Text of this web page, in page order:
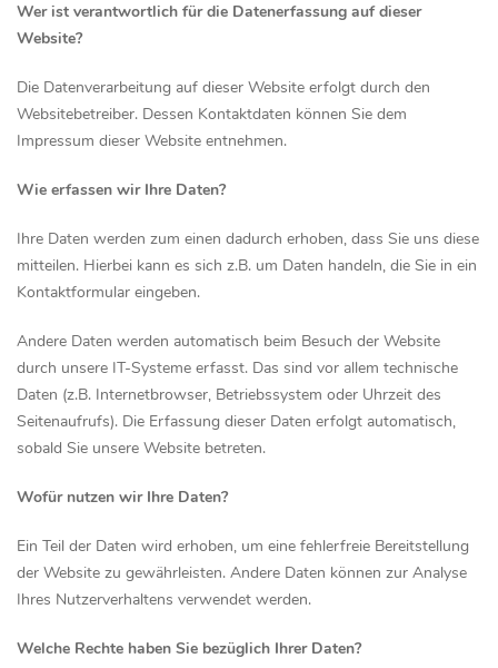
Wer ist verantwortlich für die Datenerfassung auf dieser
Website?
Die Datenverarbeitung auf dieser Website erfolgt durch den
Websitebetreiber. Dessen Kontaktdaten können Sie dem
Impressum dieser Website entnehmen.
Wie erfassen wir Ihre Daten?
Ihre Daten werden zum einen dadurch erhoben, dass Sie uns diese
mitteilen. Hierbei kann es sich z.B. um Daten handeln, die Sie in ein
Kontaktformular eingeben.
Andere Daten werden automatisch beim Besuch der Website
durch unsere IT-Systeme erfasst. Das sind vor allem technische
Daten (z.B. Internetbrowser, Betriebssystem oder Uhrzeit des
Seitenaufrufs). Die Erfassung dieser Daten erfolgt automatisch,
sobald Sie unsere Website betreten.
Wofür nutzen wir Ihre Daten?
Ein Teil der Daten wird erhoben, um eine fehlerfreie Bereitstellung
der Website zu gewährleisten. Andere Daten können zur Analyse
Ihres Nutzerverhaltens verwendet werden.
Welche Rechte haben Sie bezüglich Ihrer Daten?